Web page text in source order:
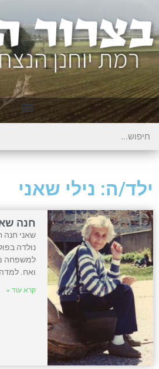
ילד/ה: נילי שאני
חנה
שאני חנה
ואח.
קרא עוד »